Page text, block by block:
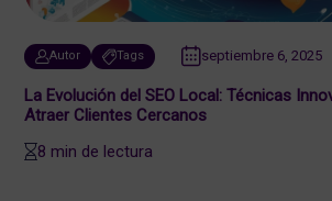
Autor Tags septiembre 6, 2025
La Evolución del SEO Local: Técnicas
Atraer Clientes Cercanos
8 min de lectura